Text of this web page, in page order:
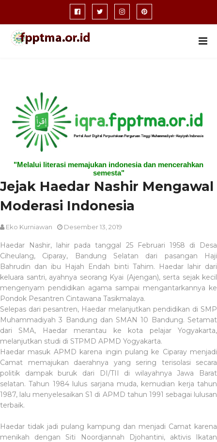
"Melalui literasi memajukan indonesia dan mencerahkan
semesta"
Jejak Haedar Nashir Mengawal
Moderasi Indonesia
Eko Kurniawan Desember 13, 2019
Haedar Nashir, lahir pada tanggal 25 Februari 1958 di Desa
Ciheulang, Ciparay, Bandung Selatan dari pasangan Haji
Bahrudin dan ibu Hajah Endah binti Tahim. Haedar lahir dari
keluara santri, ayahnya seorang Kyai (Ajengan), serta sejak kecil
mengenyam pendidikan agama sampai mengantarkannya ke
Pondok Pesantren Cintawana Tasikmalaya.
Selepas dari pesantren, Haedar melanjutkan pendidikan di SMP
Muhammadiyah 3 Bandung dan SMAN 10 Bandung. Setamat
dari SMA, Haedar merantau ke kota pelajar Yogyakarta,
melanjutkan studi di STPMD APMD Yogyakarta.
Haedar masuk APMD karena ingin pulang ke Ciparay menjadi
Camat memajukan daerahnya yang sering terisolasi secara
politik dampak buruk dari DI/TII di wilayahnya Jawa Barat
selatan. Tahun 1984 lulus sarjana muda, kemudian kerja tahun
1987, lalu menyelesaikan S1 di APMD tahun 1991 sebagai lulusan
terbaik.
Haedar tidak jadi pulang kampung dan menjadi Camat karena
menikah dengan Siti Noordjannah Djohantini, aktivis Ikatan